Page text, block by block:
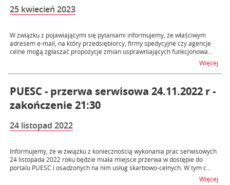
25 kwiecień 2023
W związku z pojawiającymi się pytaniami informujemy, że właściwym
adresem e-mail, na który przedsiębiorcy, firmy spedycyjne czy agencje
celne mogą zgłaszać propozycje zmian usprawniających funkcjonowa...
Więcej
PUESC - przerwa serwisowa 24.11.2022 r -
zakończenie 21:30
24 listopad 2022
Informujemy, że w związku z koniecznością wykonania prac serwisowych
24 listopada 2022 roku będzie miała miejsce przerwa w dostępie do
portalu PUESC i osadzonych na nim usług skarbowo-celnych. W tym c...
Więcej